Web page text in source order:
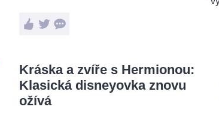
Kráska a zvíře s Hermionou:
Klasická disneyovka znovu
ožívá